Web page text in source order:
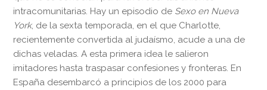
intracomunitarias. Hay un episodio de Sexo en Nueva
York, de la sexta temporada, en el que Charlotte,
recientemente convertida al judaísmo, acude a una de
dichas veladas. A esta primera idea le salieron
imitadores hasta traspasar confesiones y fronteras. En
España desembarcó a principios de los 2000 para